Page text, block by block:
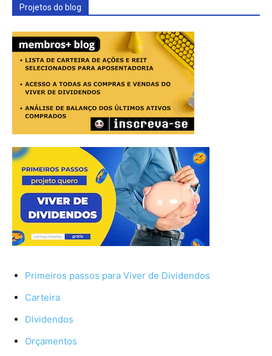
Projetos do blog
Primeiros passos para Viver de Dividendos
Carteira
Dividendos
Orçamentos